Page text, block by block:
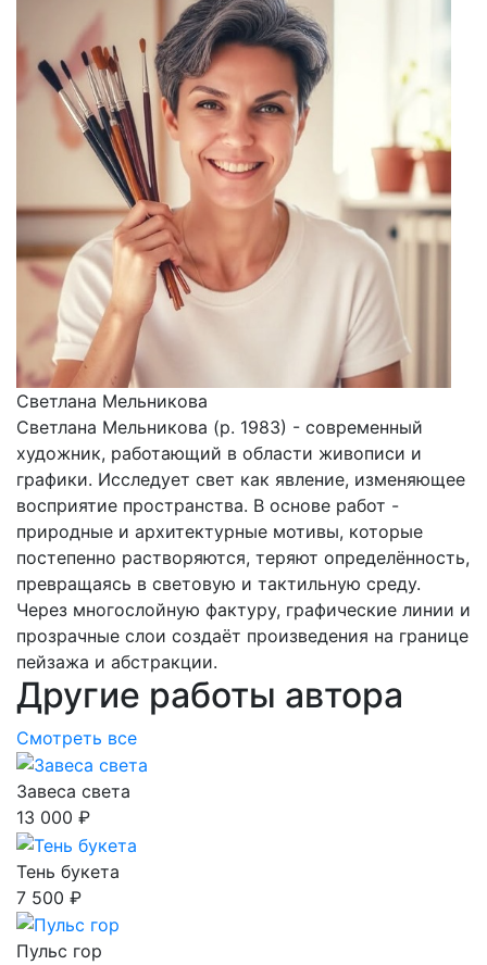
Светлана Мельникова
Светлана Мельникова (р. 1983) - современный
художник, работающий в области живописи и
графики. Исследует свет как явление, изменяющее
восприятие пространства. В основе работ -
природные и архитектурные мотивы, которые
постепенно растворяются, теряют определённость,
превращаясь в световую и тактильную среду.
Через многослойную фактуру, графические линии и
прозрачные слои создаёт произведения на границе
пейзажа и абстракции.
Другие работы автора
Смотреть все
Завеса света
13 000 ₽
Тень букета
7 500 ₽
Пульс гор